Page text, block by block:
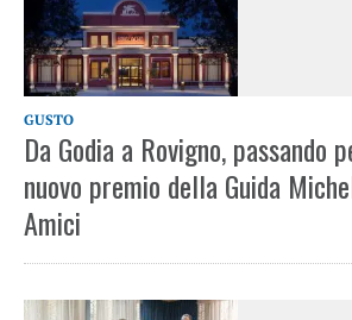
GUSTO
Da Godia a Rovigno, passando
nuovo premio della Guida
Amici